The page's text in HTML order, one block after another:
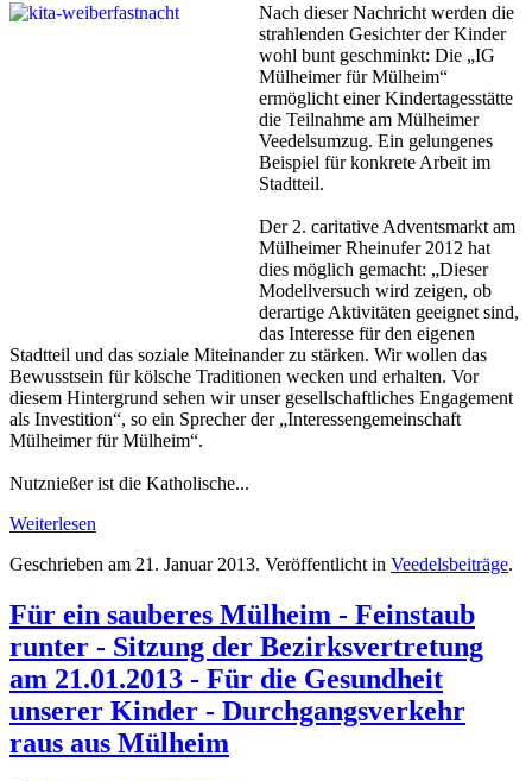
Nach dieser Nachricht werden die
strahlenden Gesichter der Kinder
wohl bunt geschminkt: Die „IG
Mülheimer für Mülheim“
ermöglicht einer Kindertagesstätte
die Teilnahme am Mülheimer
Veedelsumzug. Ein gelungenes
Beispiel für konkrete Arbeit im
Stadtteil.
Der 2. caritative Adventsmarkt am
Mülheimer Rheinufer 2012 hat
dies möglich gemacht: „Dieser
Modellversuch wird zeigen, ob
derartige Aktivitäten geeignet sind,
das Interesse für den eigenen
Stadtteil und das soziale Miteinander zu stärken. Wir wollen das
Bewusstsein für kölsche Traditionen wecken und erhalten. Vor
diesem Hintergrund sehen wir unser gesellschaftliches Engagement
als Investition“, so ein Sprecher der „Interessengemeinschaft
Mülheimer für Mülheim“.
Nutznießer ist die Katholische...
Weiterlesen
Geschrieben am 21. Januar 2013. Veröffentlicht in Veedelsbeiträge.
Für ein sauberes Mülheim - Feinstaub
runter - Sitzung der Bezirksvertretung
am 21.01.2013 - Für die Gesundheit
unserer Kinder - Durchgangsverkehr
raus aus Mülheim